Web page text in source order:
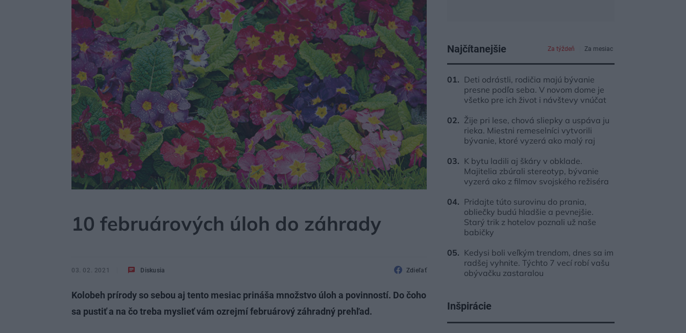
10 februárových úloh do záhrady
03. 02. 2021 Diskusia Zdieľať
Kolobeh prírody so sebou aj tento mesiac prináša množstvo úloh a povinností. Do čoho
sa pustiť a na čo treba myslieť vám ozrejmí februárový záhradný prehľad.
Najčítanejšie Za týždeň Za mesiac
Deti odrástli, rodičia majú bývanie
presne podľa seba. V novom dome je
všetko pre ich život i návštevy vnúčat
Žije pri lese, chová sliepky a uspáva ju
rieka. Miestni remeselníci vytvorili
bývanie, ktoré vyzerá ako malý raj
K bytu ladili aj škáry v obklade.
Majitelia zbúrali stereotyp, bývanie
vyzerá ako z filmov svojského režiséra
Pridajte túto surovinu do prania,
obliečky budú hladšie a pevnejšie.
Starý trik z hotelov poznali už naše
babičky
Kedysi boli veľkým trendom, dnes sa im
radšej vyhnite. Týchto 7 vecí robí vašu
obývačku zastaralou
Inšpirácie